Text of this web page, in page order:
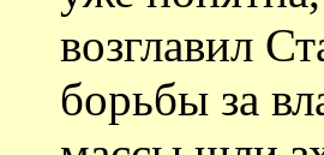
возглавил
борьбы за